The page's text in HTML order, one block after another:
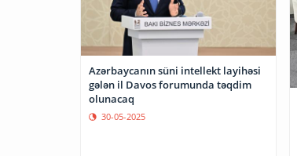
Azərbaycanın süni intellekt layihəsi
gələn il Davos forumunda təqdim
olunacaq
30-05-2025